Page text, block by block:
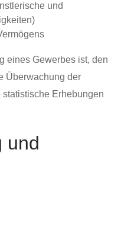
und
eines Gewerbes ist, den
Überwachung der
Erhebungen
und